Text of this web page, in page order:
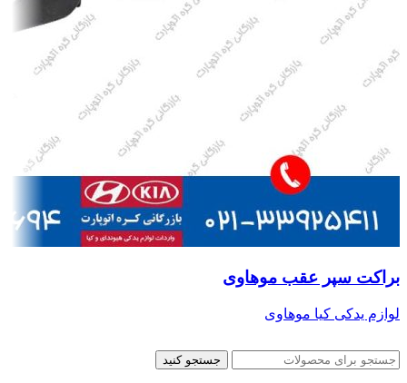
براکت سپر عقب موهاوی
لوازم یدکی کیا موهاوی
جستجو کنید